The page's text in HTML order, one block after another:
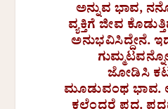
ಅನ್ನುವ ಭಾವ,
ವ್ಯಕ್ತಿಗೆ ಜೀವ
ಅನುಭವಿಸಿದ್ದೇನೆ.
ಜೋಡಿಸಿ
ಮೂಡುವಂಥ ಭಾವ.